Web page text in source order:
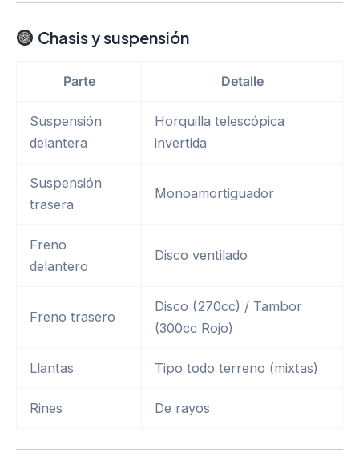
Chasis y suspensión
Parte Detalle
Suspensión
delantera
Horquilla telescópica
invertida
Suspensión
trasera
Monoamortiguador
Freno
delantero
Disco ventilado
Freno trasero
Disco (270cc) / Tambor
(300cc Rojo)
Llantas Tipo todo terreno (mixtas)
Rines De rayos